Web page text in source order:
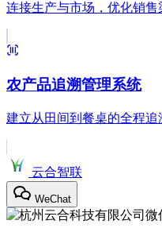
连接生产与市场，优化销售
农产品追溯管理系统
建立从田间到餐桌的全程追
云合智联
WeChat